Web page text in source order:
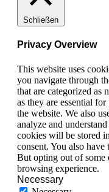
Schließen
Privacy Overview
This website uses
you navigate through
that are categorized as
as they are essential
the website. We also
analyze and
cookies will be stored
consent. You also
But opting out of some
browsing experience.
Necessary